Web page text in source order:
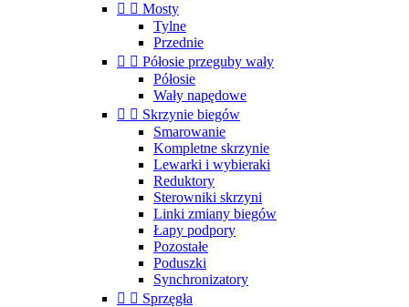
  Mosty
Tylne
Przednie
  Półosie przeguby wały
Półosie
Wały napędowe
  Skrzynie biegów
Smarowanie
Kompletne skrzynie
Lewarki i wybieraki
Reduktory
Sterowniki skrzyni
Linki zmiany biegów
Łapy podpory
Pozostałe
Poduszki
Synchronizatory
  Sprzęgła